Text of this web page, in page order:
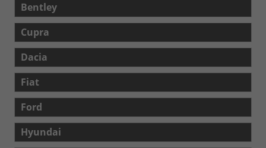
Bentley
Cupra
Dacia
Fiat
Ford
Hyundai